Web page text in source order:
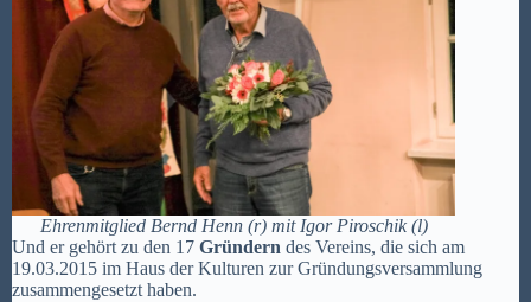
Ehrenmitglied Bernd Henn (r) mit Igor Piroschik (l)
Und er gehört zu den 17 Gründern des Vereins, die sich am
19.03.2015 im Haus der Kulturen zur Gründungsversammlung
zusammengesetzt haben.